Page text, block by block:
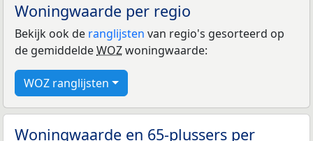
Woningwaarde per regio
Bekijk ook de ranglijsten van regio's gesorteerd op
de gemiddeldeWOZwoningwaarde:
WOZ ranglijsten
Woningwaarde en 65-plussers per